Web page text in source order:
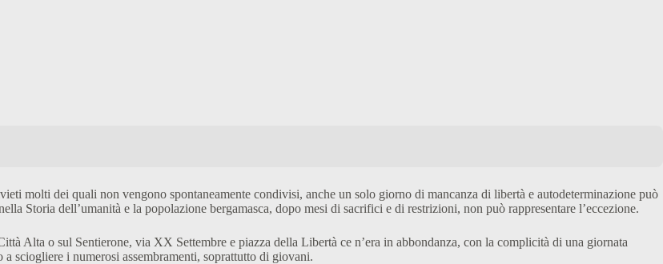
molti dei quali non vengono spontaneamente condivisi, anche un solo giorno di mancanza di libertà e autodeterminazione può
Storia dell’umanità e la popolazione bergamasca, dopo mesi di sacrifici e di restrizioni, non può rappresentare l’eccezione.
Alta o sul Sentierone, via XX Settembre e piazza della Libertà ce n’era in abbondanza, con la complicità di una giornata
sciogliere i numerosi assembramenti, soprattutto di giovani.